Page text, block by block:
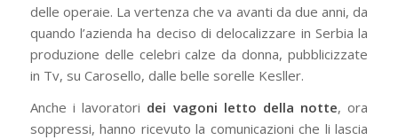
delle operaie. La vertenza che va avanti da due anni, da
quando l’azienda ha deciso di delocalizzare in Serbia la
produzione delle celebri calze da donna, pubblicizzate
in Tv, su Carosello, dalle belle sorelle Kesller.
Anche i lavoratori dei vagoni letto della notte, ora
soppressi, hanno ricevuto la comunicazioni che li lascia